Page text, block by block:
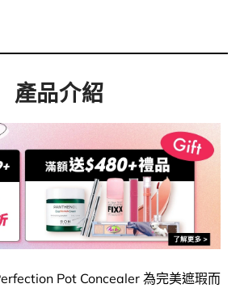
產品介紹
Pot Concealer 為完美遮瑕而